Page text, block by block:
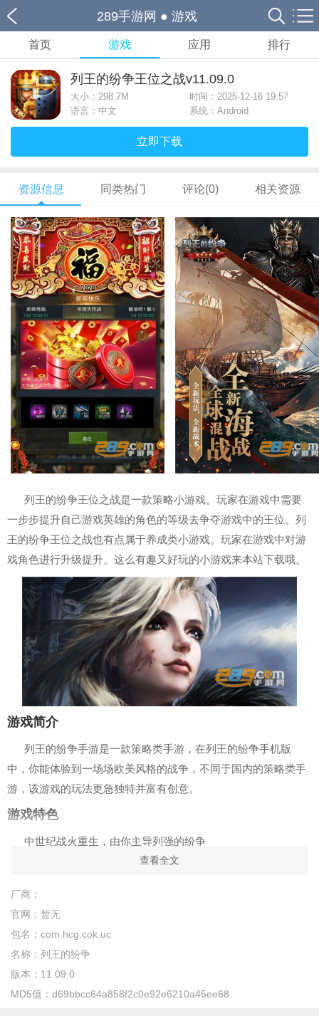
289手游网 ● 游戏
首页 游戏 应用 排行
列王的纷争王位之战v11.09.0
大小： 298.7M
时间：2025-12-16 19:57
语言：中文
系统：Android
立即下载
资源信息 同类热门 评论(0) 相关资源
列王的纷争王位之战是一款策略小游戏。玩家在游戏中需要
一步步提升自己游戏英雄的角色的等级去争夺游戏中的王位。列
王的纷争王位之战也有点属于养成类小游戏。玩家在游戏中对游
戏角色进行升级提升。这么有趣又好玩的小游戏来本站下载哦。
游戏简介
列王的纷争手游是一款策略类手游，在列王的纷争手机版
中，你能体验到一场场欧美风格的战争，不同于国内的策略类手
游，该游戏的玩法更急独特并富有创意。
游戏特色
中世纪战火重生，由你主导列强的纷争
《Clash of Kings》中文名为“列王的纷争”,故事发生在一
个动荡的年代，纷争四起，硝烟弥漫，各大陆间充斥着腐朽的味
道。玩家置身于中世纪的欧洲，所在的城市不幸被叛军占领，不
甘命运的压迫，开始了发展城堡的漫长之路。建造城堡，收集资
源，训练士兵都是《列王的纷争》中最主要的元素，将原本简陋
的帝国，一点一滴的升级建造，一兵一卒的提升军队实力，小有
所成即可进入世界地图，与更强大的魔兽一较高下，收复失地。
查看全文
厂商：
官网： 暂无
包名： com.hcg.cok.uc
名称： 列王的纷争
版本： 11.09.0
MD5值： d69bbcc64a858f2c0e92e6210a45ee68